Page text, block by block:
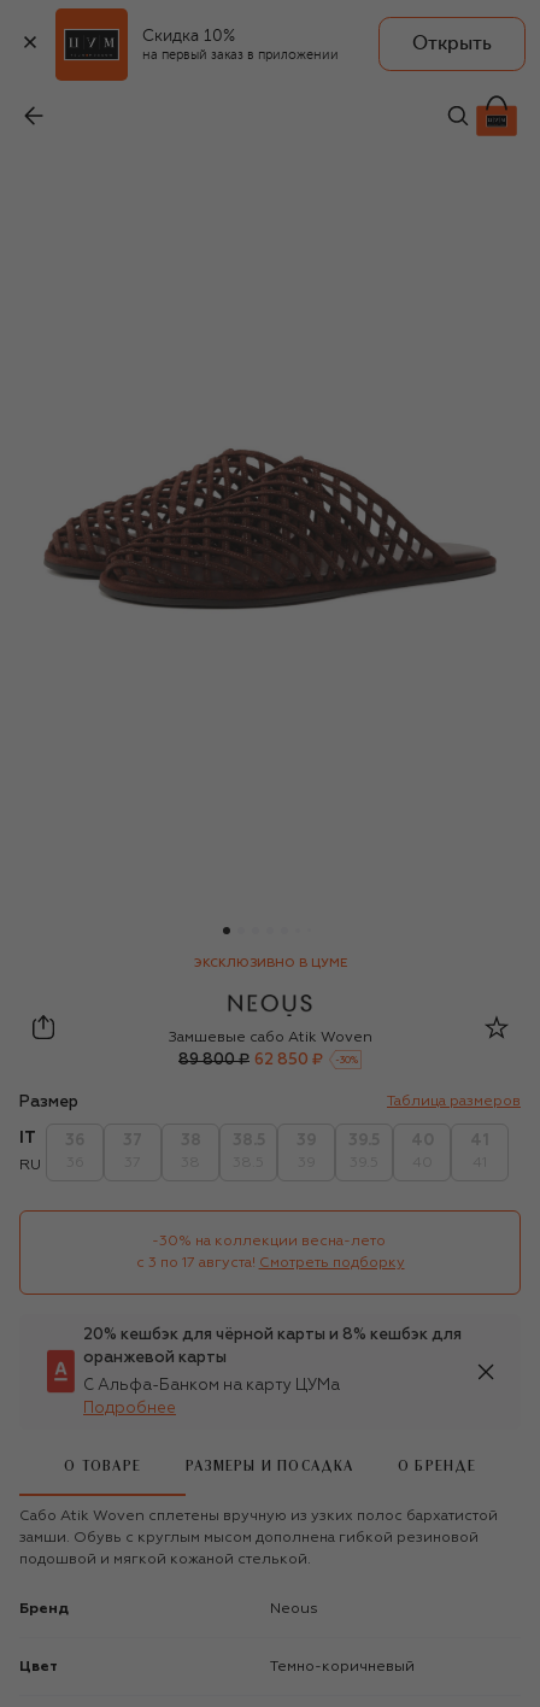
Скидка 10%
на первый заказ в приложении
Открыть
62 850 ₽
ЭКСКЛЮЗИВНО В ЦУМЕ
Neous
Замшевые сабо Atik Woven
89 800 ₽ 62 850 ₽ -30%
Размер Таблица размеров
RU
-30% на коллекции весна-лето
с 3 по 17 августа! Смотреть подборку
20% кешбэк для чёрной карты и 8% кешбэк для
оранжевой карты
С Альфа-Банком на карту ЦУМа
Подробнее
О ТОВАРЕ РАЗМЕРЫ И ПОСАДКА О БРЕНДЕ
Сабо Atik Woven сплетены вручную из узких полос бархатистой
замши. Обувь с круглым мысом дополнена гибкой резиновой
подошвой и мягкой кожаной стелькой.
Бренд Neous
Цвет Темно-коричневый